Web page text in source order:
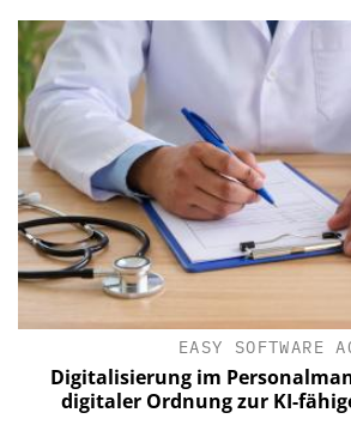
EASY SOFTWARE
Digitalisierung im
digitaler Ordnung zur KI-